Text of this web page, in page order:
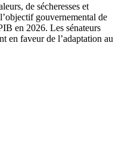
de sécheresses et
gouvernemental de
en 2026. Les sénateurs
en faveur de l’adaptation au